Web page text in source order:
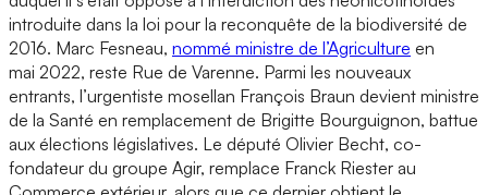
introduite dans la loi pour la reconquête de la biodiversité de
2016. Marc Fesneau, nommé ministre de l’Agriculture en
mai 2022, reste Rue de Varenne. Parmi les nouveaux
entrants, l’urgentiste mosellan François Braun devient ministre
de la Santé en remplacement de Brigitte Bourguignon, battue
aux élections législatives. Le député Olivier Becht, co-
fondateur du groupe Agir, remplace Franck Riester au